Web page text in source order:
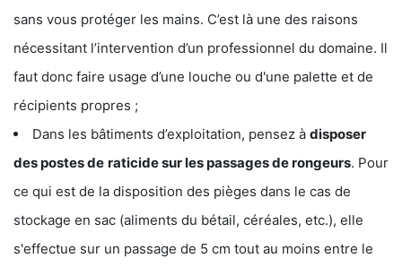
sans vous protéger les mains. C’est là une des raisons
nécessitant l’intervention d’un professionnel du domaine. Il
faut donc faire usage d’une louche ou d'une palette et de
récipients propres ;
Dans les bâtiments d’exploitation, pensez à disposer
des postes de raticide sur les passages de rongeurs. Pour
ce qui est de la disposition des pièges dans le cas de
stockage en sac (aliments du bétail, céréales, etc.), elle
s'effectue sur un passage de 5 cm tout au moins entre le